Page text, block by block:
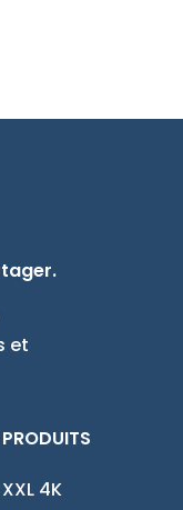
et
PRODUITS
XXL 4K